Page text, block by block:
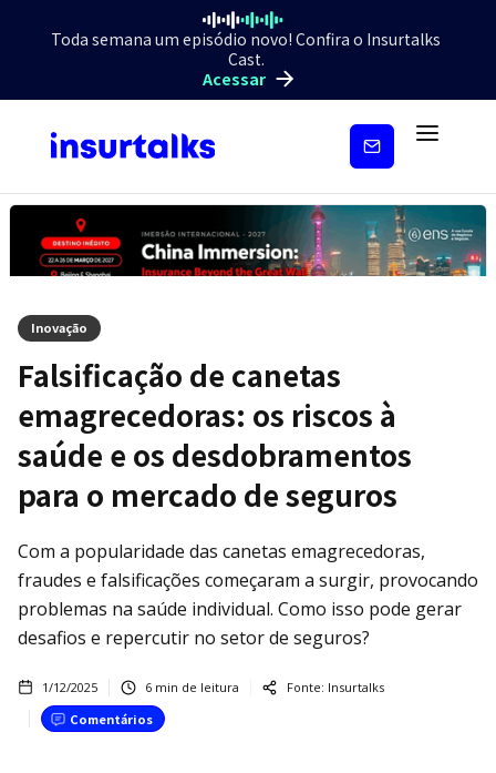
Toda semana um episódio novo! Confira o Insurtalks
Cast.
Acessar
Inscreva-
Inovação
Falsificação de canetas
emagrecedoras: os riscos à
saúde e os desdobramentos
para o mercado de seguros
Com a popularidade das canetas emagrecedoras,
fraudes e falsificações começaram a surgir, provocando
problemas na saúde individual. Como isso pode gerar
desafios e repercutir no setor de seguros?
1/12/2025 6 min de leitura Fonte: Insurtalks
Comentários